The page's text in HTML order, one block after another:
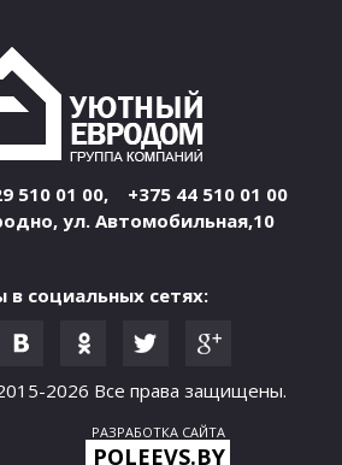
510 01 00, +375 44 510 01 00
, ул. Автомобильная,10
в социальных сетях:
2026 Все права защищены.
РАЗРАБОТКА САЙТА
POLEEVS.BY